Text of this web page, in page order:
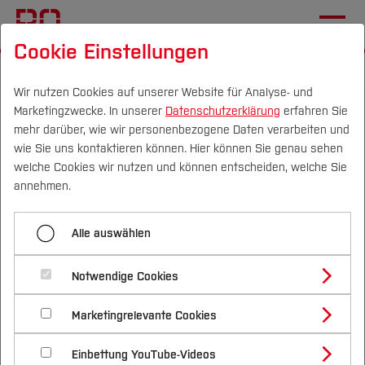
Campus Personen DE|EN Quicklinks
Studium
Studienangebote
Bachelorstudiengänge
Masterstudiengänge
Vor dem Studium
Bewerben & Einschreiben
Bewerbungsportal
Im Studium
Studienbüros und Prüfungen
Nach dem Studium
Forschung & Transfer
Profil
Forschungs- und Transferprofil
Schwerpunkte (FuT)
Beratung & Förderung
Nachhaltigkeit
Nachhaltigkeit studieren
International
eHTLI
Navigieren durch den digitalen
Dschungel?!
Entwicklung und psychometrische
Überprüfung des e-Health and
Technology Literacy Inventory
Cookie Einstellungen
Wir nutzen Cookies auf unserer Website für Analyse- und
Marketingzwecke. In unserer Datenschutzerklärung erfahren Sie
mehr darüber, wie wir personenbezogene Daten verarbeiten und
wie Sie uns kontaktieren können. Hier können Sie genau sehen
welche Cookies wir nutzen und können entscheiden, welche Sie
annehmen.
Alle auswählen
Notwendige Cookies
Marketingrelevante Cookies
Einbettung YouTube-Videos